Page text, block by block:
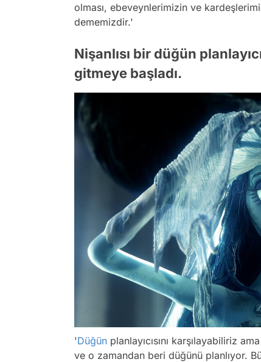
olması, ebeveynlerimizin ve
dememizdir.'
Nişanlısı bir düğün
gitmeye başladı.
'Düğün planlayıcısını karşılayabiliriz
ve o zamandan beri düğünü planlıyor.